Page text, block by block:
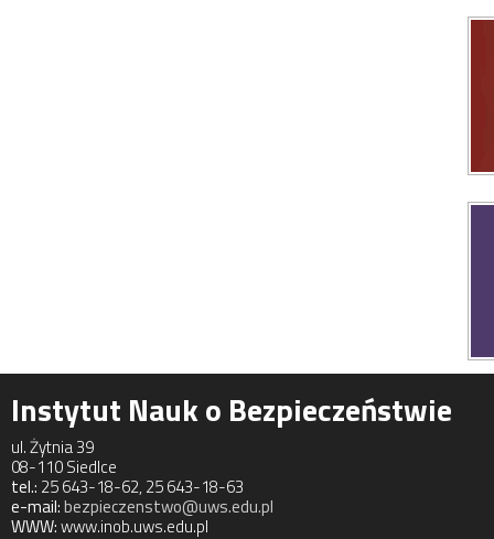
Instytut Nauk o Bezpieczeństwie
ul. Żytnia 39
08-110 Siedlce
tel.: 25 643-18-62, 25 643-18-63
e-mail:bezpieczenstwo@uws.edu.pl
WWW:www.inob.uws.edu.pl